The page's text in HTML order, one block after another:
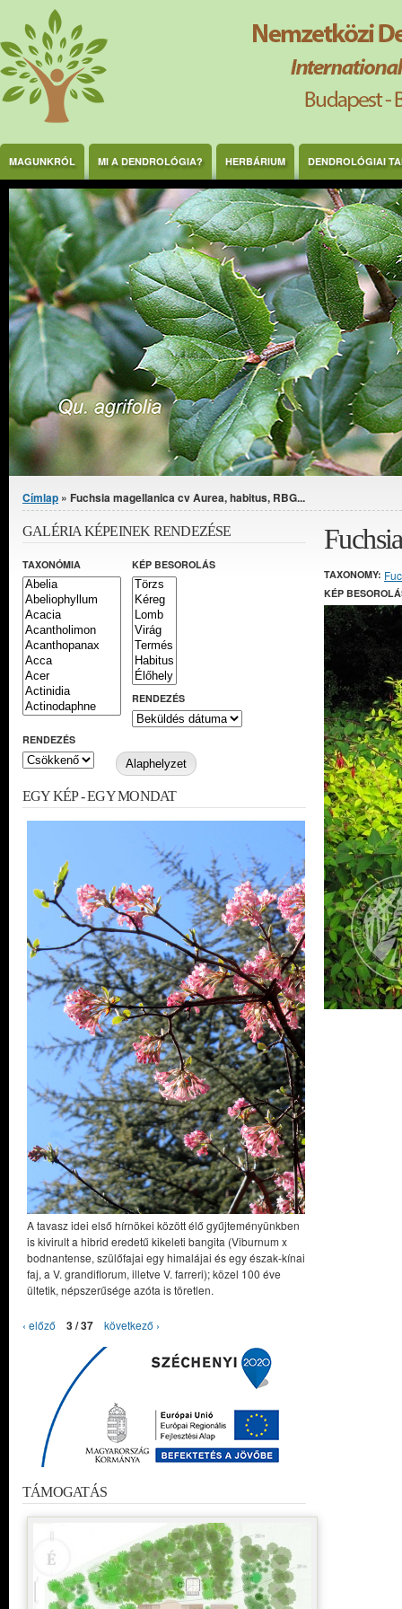
Ugrás a tartalomra
MAGUNKRÓL MI A DENDROLÓGIA? HERBÁRIUM DENDROLÓGIAI
Jelenlegi hely
Címlap » Fuchsia magellanica cv Aurea, habitus, RBG...
TAXONOMY:
KÉP
GALÉRIA KÉPEINEK RENDEZÉSE
TAXONÓMIA KÉP BESOROLÁS
RENDEZÉS
RENDEZÉS
EGY KÉP - EGY MONDAT
A tavasz idei első hírnökei között élő gyűjteményünkben
is kivirult a hibrid eredetű kikeleti bangita (Viburnum x
bodnantense, szülőfajai egy himalájai és egy észak-kínai
faj, a V. grandiflorum, illetve V. farreri); közel 100 éve
ültetik, népszerűsége azóta is töretlen.
‹ előző 3 / 37 következő ›
TÁMOGATÁS